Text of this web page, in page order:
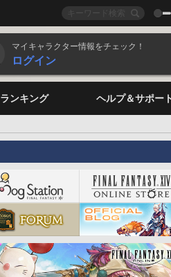
マイキャラクター情報をチェック！
ログイン
ランキング ヘルプ＆サポー